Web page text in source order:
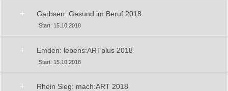
+ Garbsen: Gesund im Beruf 2018
Start: 15.10.2018
+ Emden: lebens:ARTplus 2018
Start: 15.10.2018
+ Rhein Sieg: mach:ART 2018